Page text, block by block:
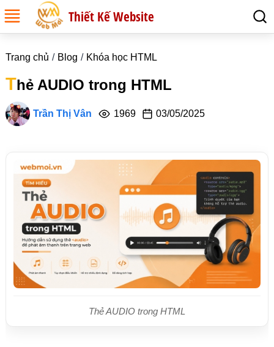
Thiết Kế Website
Trang chủ Blog Khóa học HTML
Thẻ AUDIO trong HTML
Trần Thị Vân 1969 03/05/2025
Thẻ AUDIO trong HTML